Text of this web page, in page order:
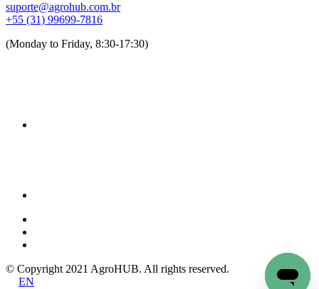
suporte@agrohub.com.br
+55 (31) 99699-7816
(Monday to Friday, 8:30-17:30)
© Copyright 2021 AgroHUB. All rights reserved.
EN